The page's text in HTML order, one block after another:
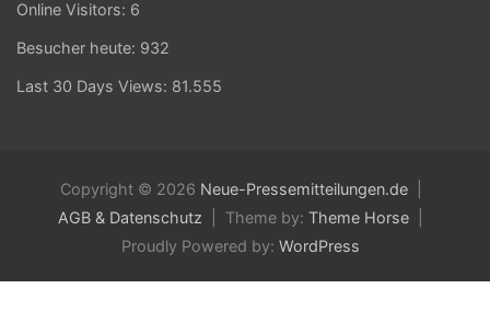
Online Visitors: 6
Besucher heute: 932
Last 30 Days Views: 81.555
Copyright © 2026 Neue-Pressemitteilungen.de
AGB & Datenschutz
Theme by: Theme Horse
Proudly Powered by: WordPress